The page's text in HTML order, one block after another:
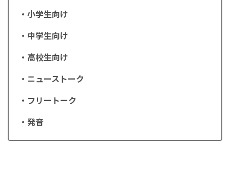
・小学生向け
・中学生向け
・高校生向け
・ニューストーク
・フリートーク
・発音